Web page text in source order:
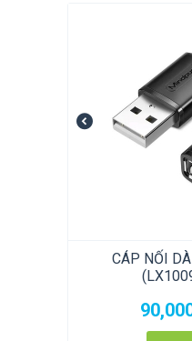
CÁP NỐI